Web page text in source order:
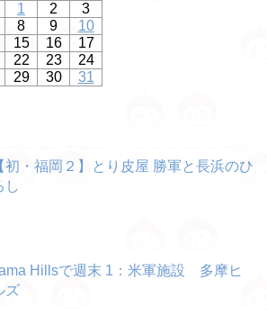
1
2
3
8 9
10
15 16
17
22 23
24
29 30
31
初・福岡２】とり皮屋 勝軍と長浜のひ
し
Hillsで週末 1：米軍施設 多摩ヒ
ズ